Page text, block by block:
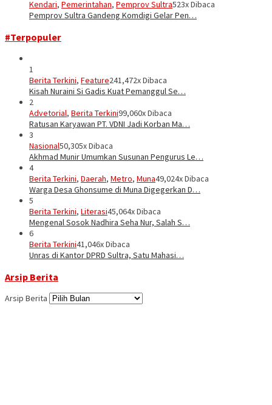
Kendari, Pemerintahan, Pemprov Sultra523x Dibaca
Pemprov Sultra Gandeng Komdigi Gelar Pen…
#Terpopuler
1
Berita Terkini, Feature241,472x Dibaca
Kisah Nuraini Si Gadis Kuat Pemanggul Se…
2
Advetorial, Berita Terkini99,060x Dibaca
Ratusan Karyawan PT. VDNI Jadi Korban Ma…
3
Nasional50,305x Dibaca
Akhmad Munir Umumkan Susunan Pengurus Le…
4
Berita Terkini, Daerah, Metro, Muna49,024x Dibaca
Warga Desa Ghonsume di Muna Digegerkan D…
5
Berita Terkini, Literasi45,064x Dibaca
Mengenal Sosok Nadhira Seha Nur, Salah S…
6
Berita Terkini41,046x Dibaca
Unras di Kantor DPRD Sultra, Satu Mahasi…
Arsip Berita
Arsip Berita